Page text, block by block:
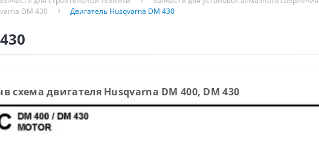
DM 430
Двигатель Husqvarna DM 430
схема двигателя Husqvarna DM 400, DM 430